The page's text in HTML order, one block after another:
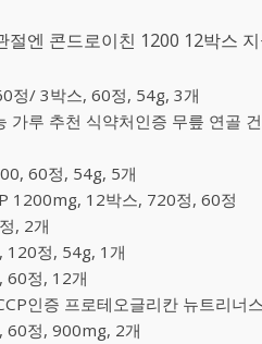
엔 콘드로이친 1200 12박스
정/ 3박스, 60정, 54g, 3개
가루 추천 식약처인증 무릎 연골
60정, 54g, 5개
1200mg, 12박스, 720정, 60정
, 2개
120정, 54g, 1개
60정, 12개
인증 프로테오글리칸 뉴트리너
60정, 900mg, 2개